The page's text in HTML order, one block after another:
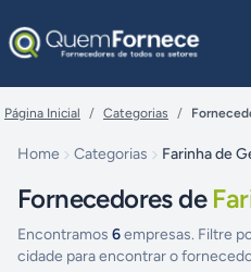
Página Inicial / Categorias /
Home Categorias Farinha de
Fornecedores de
Encontramos 6empresas. Filtre
cidade para encontrar o